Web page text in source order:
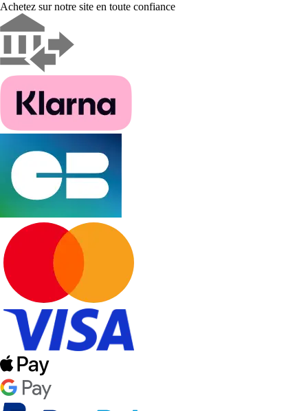
Achetez sur notre site en toute confiance